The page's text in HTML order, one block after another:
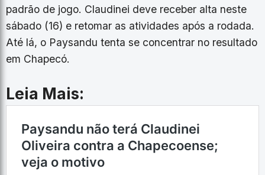
padrão de jogo. Claudinei deve receber alta neste
sábado (16) e retomar as atividades após a rodada.
Até lá, o Paysandu tenta se concentrar no resultado
em Chapecó.
Leia Mais: